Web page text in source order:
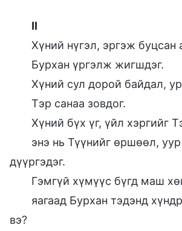
II
Хүний нүгэл, эргэж буцсан
Бурхан үргэлж жигшдэг.
Хүний сул дорой байдал,
Тэр санаа зовдог.
Хүний бүх үг, үйл хэргийг
энэ нь Түүнийг өршөөл,
дүүргэдэг.
Гэмгүй хүмүүс бүгд маш
яагаад Бурхан тэдэнд
вэ?